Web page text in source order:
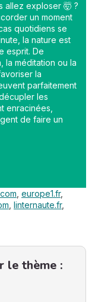
allez exploser 🤯 ?
un moment
quotidiens se
la nature est
esprit. De
la méditation ou la
la
parfaitement
les
enracinées,
de faire un
, europe1.fr,
, linternaute.fr,
le thème :